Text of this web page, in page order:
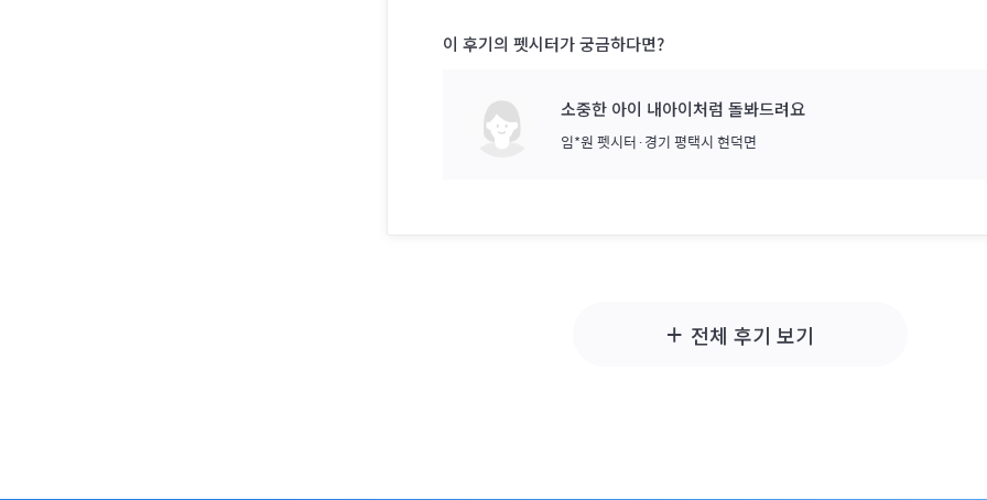
이 후기의 펫시터가 궁금하다면?
소중한 아이 내아이처럼 돌봐드려요
임*원펫시터·경기 평택시 현덕면
+ 전체 후기 보기